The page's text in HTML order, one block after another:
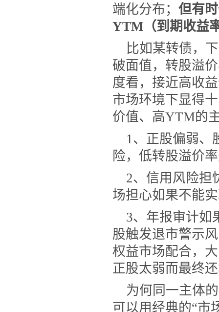
端化分布； 但有
YTM （到期收益
比如某转债，
破面值，转股溢
度看，接近高收
市场环境下显得
价值、高YTM的
1、正股偏弱、
险，低转股溢价
2、信用风险担
场担心如果不能
3、 年报审计如
股触发退市警示
权益市场配合，
正股太弱而最终
为何同一主体
可以用经典的“市